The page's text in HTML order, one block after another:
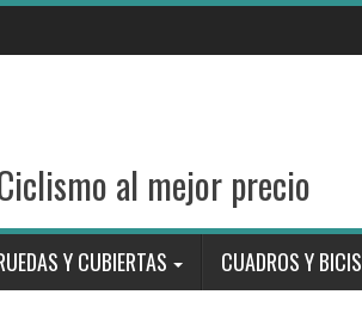
al mejor precio
Y CUBIERTAS CUADROS Y BICIS